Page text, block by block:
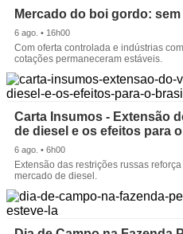
Mercado do boi gordo:
6 ago. • 16h00
Com oferta controlada e indústrias
cotações permaneceram estáveis.
Carta Insumos - Extensão
de diesel e os efeitos para
6 ago. • 6h00
Extensão das restrições russas
mercado de diesel.